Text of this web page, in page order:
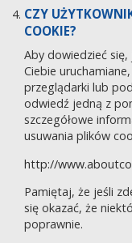
CZY
COOKIE?
Aby dowiedzieć
Ciebie
przeglądarki lub
odwiedź jedną z
szczegółowe
usuwania plików
http://
Pamiętaj, że jeśli
się okazać, że
poprawnie.